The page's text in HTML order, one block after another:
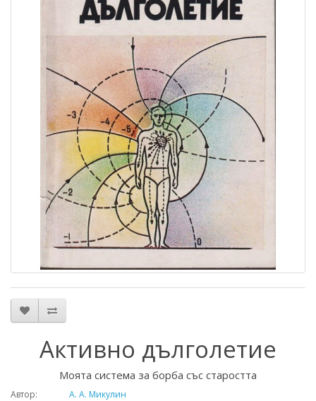
Активно дълголетие
Моята система за борба със старостта
Автор:
А. А. Микулин